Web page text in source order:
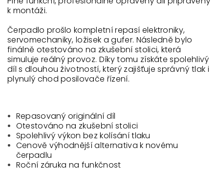
k montáži.
Čerpadlo prošlo kompletní repasí elektroniky,
servomechaniky, ložisek a gufer. Následně bylo
finálně otestováno na zkušební stolici, která
simuluje reálný provoz. Díky tomu získáte spolehlivý
díl s dlouhou životností, který zajišťuje správný tlak i
plynulý chod posilovače řízení.
Repasovaný originální díl
Otestováno na zkušební stolici
Spolehlivý výkon bez kolísání tlaku
Cenově výhodnější alternativa k novému
čerpadlu
Roční záruka na funkčnost